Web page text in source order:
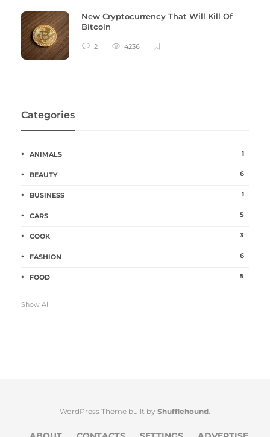
New Cryptocurrency That Will Kill Of
Bitcoin
2 4236
Categories
ANIMALS 1
BEAUTY 6
BUSINESS 1
CARS 5
COOK 3
FASHION 6
FOOD 5
Show All
WordPress Theme built by Shufflehound